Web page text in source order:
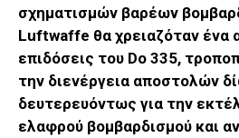
σχηματισμών βαρέων
Luftwaffe θα χρειαζόταν ένα
επιδόσεις του Do 335,
την διενέργεια αποστολών
δευτερευόντως για την
ελαφρού βομβαρδισμού και